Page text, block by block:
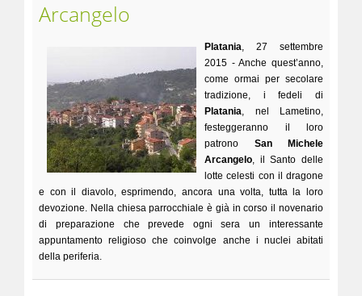
Arcangelo
Platania, 27 settembre
2015 - Anche quest’anno,
come ormai per secolare
tradizione, i fedeli di
Platania, nel Lametino,
festeggeranno il loro
patrono San Michele
Arcangelo, il Santo delle
lotte celesti con il dragone
e con il diavolo, esprimendo, ancora una volta, tutta la loro
devozione. Nella chiesa parrocchiale è già in corso il novenario
di preparazione che prevede ogni sera un interessante
appuntamento religioso che coinvolge anche i nuclei abitati
della periferia.